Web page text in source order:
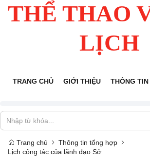
THỂ THAO
LỊCH
TRANG CHỦ GIỚI THIỆU THÔNG
Trang chủ
Thông tin tổng hợp
Lịch công tác của lãnh đạo Sở